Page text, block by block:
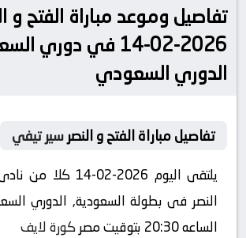
تفاصيل وموعد مباراة الفتح و
2026-02-14 في دوري
الدوري السعودي
تفاصيل مباراة الفتح و النصر سير تيفي
يلتقى اليوم 2026-02-
النصر فى بطولة السعودية, الدوري
الساعه 20:30 بتوقيت مصر
كورة لايف